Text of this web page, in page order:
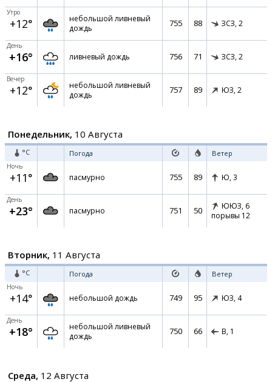
Утро
+12°
небольшой ливневый
дождь
755 88 ЗСЗ, 2
День
+16° ливневый дождь 756 71 ЗСЗ, 2
Вечер
+12°
небольшой ливневый
дождь
757 89 ЮЗ, 2
Понедельник, 10 Августа
°C Погода Ветер
Ночь
+11° пасмурно 755 89 Ю, 3
День
+23° пасмурно 751 50 ЮЮЗ, 6
порывы 12
Вторник, 11 Августа
°C Погода Ветер
Ночь
+14° небольшой дождь 749 95 ЮЗ, 4
День
+18°
небольшой ливневый
дождь
750 66 В, 1
Среда, 12 Августа